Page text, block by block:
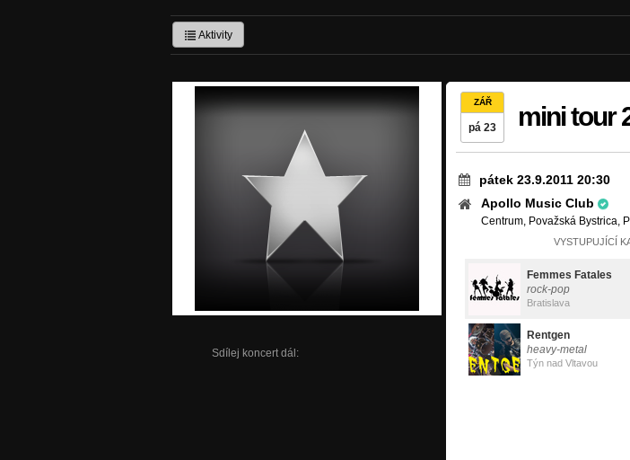
Aktivity
Sdílej koncert dál:
ZÁŘ
pá 23 mini tour
pátek 23.9.2011 20:30
Apollo Music Club
Centrum, Považská Bystrica,
VYSTUPUJÍCÍ
Femmes Fatales
rock-pop
Bratislava
Rentgen
heavy-metal
Týn nad Vltavou